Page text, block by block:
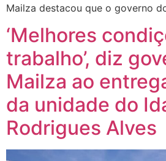
Mailza destacou que o governo
‘Melhores
trabalho’, diz
Mailza ao
da unidade do
Rodrigues Alves